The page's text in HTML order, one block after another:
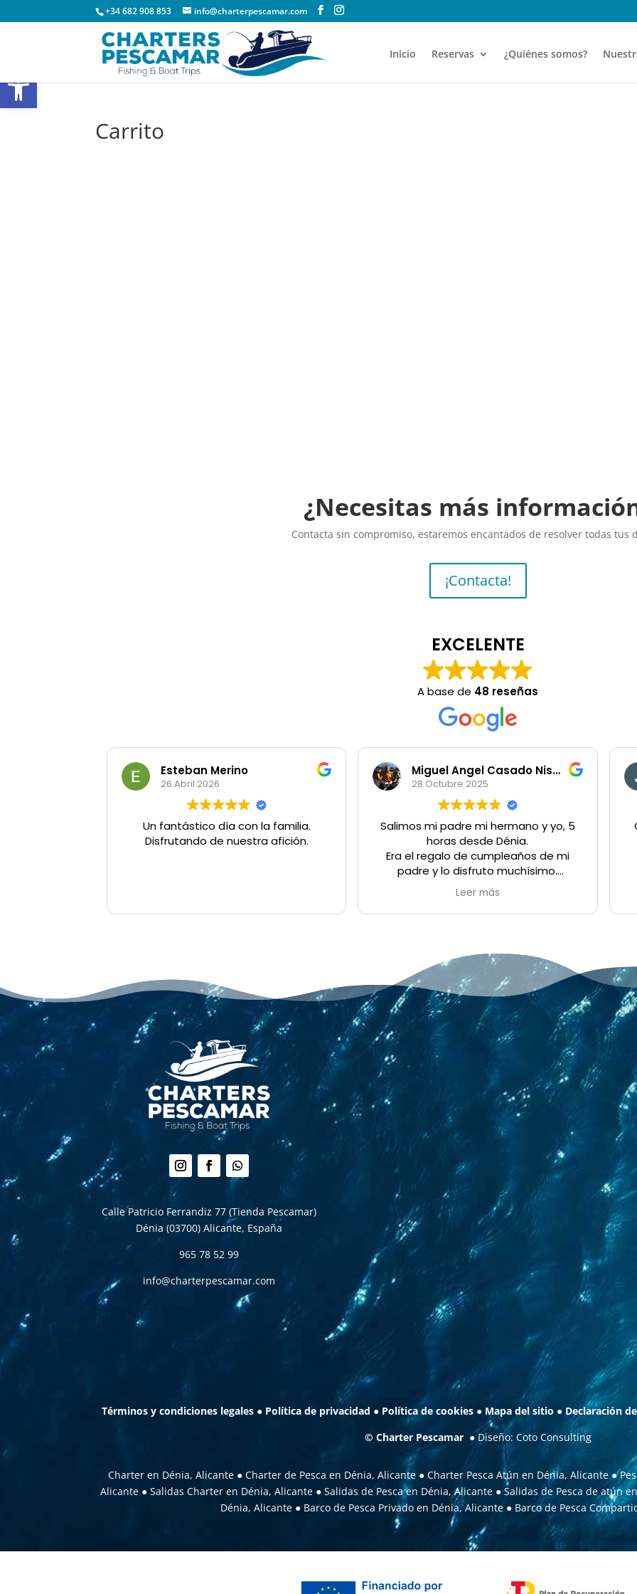
+34 682 908 853 info@charterpescamar.com
Inicio Reservas ¿Quiénes somos?
Carrito
¿Necesitas más
Contacta sin compromiso, estaremos encantados de resolver todas tus
¡Contacta!
EXCELENTE
A base de 48 reseñas
Esteban Merino
26 Abril 2026
Un fantástico día con la familia.
Disfrutando de nuestra afición.
Miguel Angel Casado Nistal
28 Octubre 2025
Salimos mi padre mi hermano y yo, 5
horas desde Dénia.
Era el regalo de cumpleaños de mi
padre y lo disfruto muchísimo.
Muy agradecidos por el trato y la
experiencia.
Para repetir
Leer más
SeguirSeguir
Calle Patricio Ferrandiz 77 (Tienda Pescamar)
Dénia (03700) Alicante, España
965 78 52 99
info@charterpescamar.com
Términos y condiciones legales ● Política de privacidad ● Política de cookies ● Mapa del sitio ● Declaración
© Charter Pescamar ● Diseño: Coto Consulting
Charter en Dénia, Alicante ● Charter de Pesca en Dénia, Alicante● Charter Pesca Atún en Dénia, Alicante●
Alicante● Salidas Charter en Dénia, Alicante● Salidas de Pesca en Dénia, Alicante● Salidas de Pesca de atún
Dénia, Alicante ● Barco de Pesca Privado en Dénia, Alicante ● Barco de Pesca
Abrir barra de herramientas